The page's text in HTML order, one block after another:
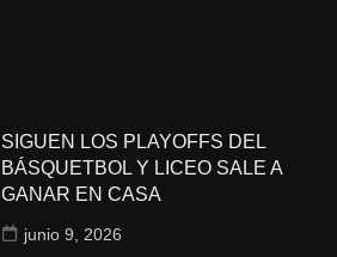
SIGUEN LOS PLAYOFFS DEL
BÁSQUETBOL Y LICEO SALE A
GANAR EN CASA
junio 9, 2026